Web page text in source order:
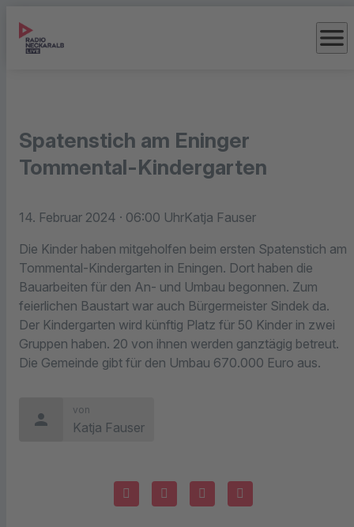
menu
Spatenstich am Eninger
Tommental-Kindergarten
14. Februar 2024 · 06:00 UhrKatja Fauser
Die Kinder haben mitgeholfen beim ersten Spatenstich am
Tommental-Kindergarten in Eningen. Dort haben die
Bauarbeiten für den An- und Umbau begonnen. Zum
feierlichen Baustart war auch Bürgermeister Sindek da.
Der Kindergarten wird künftig Platz für 50 Kinder in zwei
Gruppen haben. 20 von ihnen werden ganztägig betreut.
Die Gemeinde gibt für den Umbau 670.000 Euro aus.
person
von
Katja Fauser